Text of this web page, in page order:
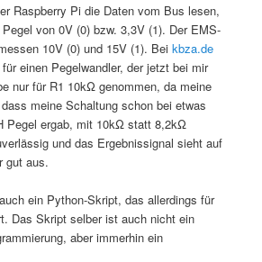
Raspberry Pi die Daten vom Bus lesen,
von 0V (0) bzw. 3,3V (1). Der EMS-
10V (0) und 15V (1). Beikbza.de
einen Pegelwandler, der jetzt bei mir
nur für R1 10kΩ genommen, da meine
meine Schaltung schon bei etwas
Pegel ergab, mit 10kΩ statt 8,2kΩ
und das Ergebnissignal sieht auf
gut aus.
ein Python-Skript, das allerdings für
Das Skript selber ist auch nicht ein
aber immerhin ein